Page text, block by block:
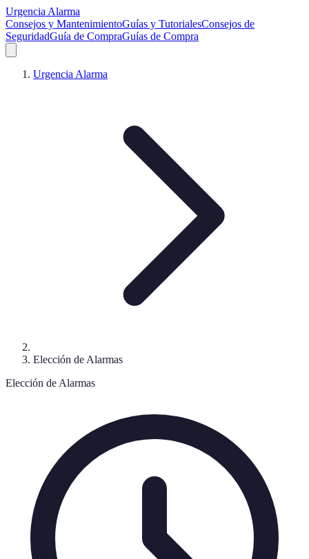
Urgencia Alarma
Consejos y MantenimientoGuías y TutorialesConsejos de
SeguridadGuía de CompraGuías de Compra
Urgencia Alarma
Elección de Alarmas
Elección de Alarmas